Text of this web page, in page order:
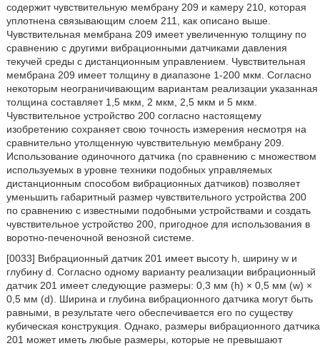
содержит чувствительную мембрану 209 и камеру 210, которая
уплотнена связывающим слоем 211, как описано выше.
Чувствительная мембрана 209 имеет увеличенную толщину по
сравнению с другими вибрационными датчиками давления
текучей среды с дистанционным управлением. Чувствительная
мембрана 209 имеет толщину в диапазоне 1-200 мкм. Согласно
некоторым неограничивающим вариантам реализации указанная
толщина составляет 1,5 мкм, 2 мкм, 2,5 мкм и 5 мкм.
Чувствительное устройство 200 согласно настоящему
изобретению сохраняет свою точность измерения несмотря на
сравнительно утолщенную чувствительную мембрану 209.
Использование одиночного датчика (по сравнению с множеством
используемых в уровне техники подобных управляемых
дистанционным способом вибрационных датчиков) позволяет
уменьшить габаритный размер чувствительного устройства 200
по сравнению с известными подобными устройствами и создать
чувствительное устройство 200, пригодное для использования в
воротно-печеночной венозной системе.
[0033] Вибрационный датчик 201 имеет высоту h, ширину w и
глубину d. Согласно одному варианту реализации вибрационный
датчик 201 имеет следующие размеры: 0,3 мм (h) × 0,5 мм (w) ×
0,5 мм (d). Ширина и глубина вибрационного датчика могут быть
равными, в результате чего обеспечивается его по существу
кубическая конструкция. Однако, размеры вибрационного датчика
201 может иметь любые размеры, которые не превышают